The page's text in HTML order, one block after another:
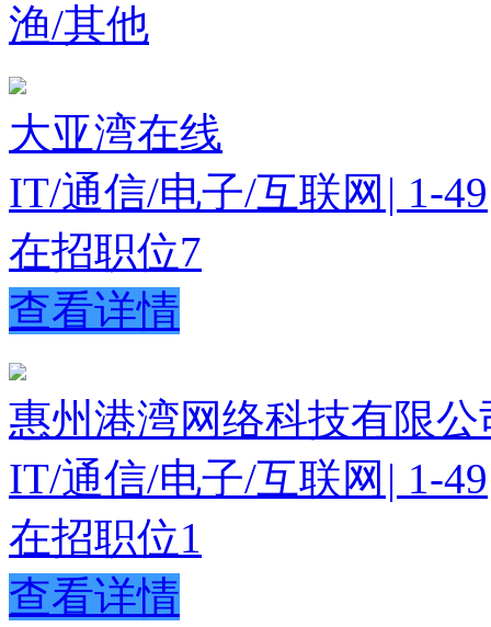
渔/其他
大亚湾在线
IT/通信/电子/互联网 | 1-49
在招职位7
查看详情
惠州港湾网络科技有限公
IT/通信/电子/互联网 | 1-49
在招职位1
查看详情